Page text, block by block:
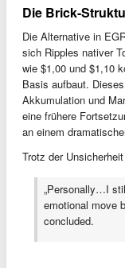
Die Brick-
Die Alternative in
sich Ripples nativer
wie $1,00 und $1,10
Basis aufbaut.
Akkumulation und
eine frühere
an einem
Trotz der
„Personally…I
emotional move
concluded.